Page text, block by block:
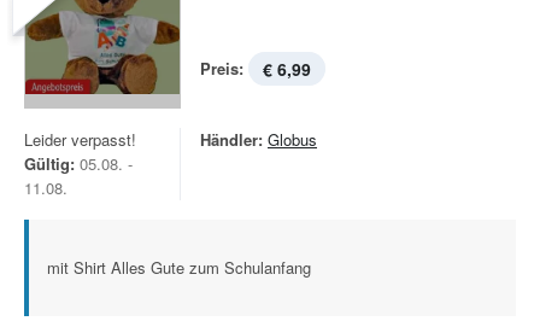
Preis: € 6,99
Leider verpasst!
Gültig: 05.08. -
11.08.
Händler: Globus
mit Shirt Alles Gute zum Schulanfang